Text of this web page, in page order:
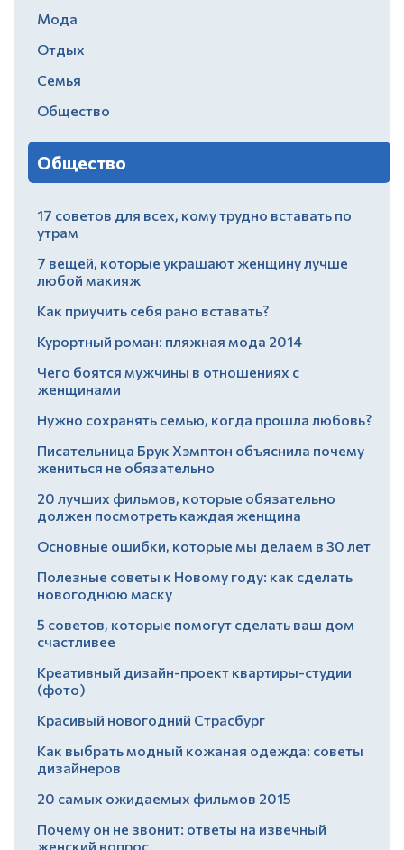
Мода
Отдых
Семья
Общество
Общество
17 советов для всех, кому трудно вставать по
утрам
7 вещей, которые украшают женщину лучше
любой макияж
Как приучить себя рано вставать?
Курортный роман: пляжная мода 2014
Чего боятся мужчины в отношениях с
женщинами
Нужно сохранять семью, когда прошла любовь?
Писательница Брук Хэмптон объяснила почему
жениться не обязательно
20 лучших фильмов, которые обязательно
должен посмотреть каждая женщина
Основные ошибки, которые мы делаем в 30 лет
Полезные советы к Новому году: как сделать
новогоднюю маску
5 советов, которые помогут сделать ваш дом
счастливее
Креативный дизайн-проект квартиры-студии
(фото)
Красивый новогодний Страсбург
Как выбрать модный кожаная одежда: советы
дизайнеров
20 самых ожидаемых фильмов 2015
Почему он не звонит: ответы на извечный
женский вопрос